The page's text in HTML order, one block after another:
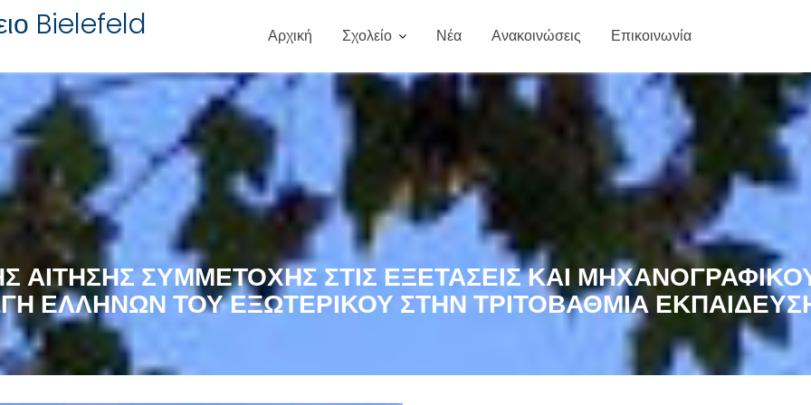
Bielefeld Αρχική Σχολείο Νέα Ανακοινώσεις Επικοινωνία
ΣΥΜΜΕΤΟΧΉΣ ΣΤΙΣ ΕΞΕΤΆΣΕΙΣ ΚΑΙ
ΕΛΛΉΝΩΝ ΤΟΥ ΕΞΩΤΕΡΙΚΟΎ ΣΤΗΝ ΤΡΙΤΟΒΆΘΜΙΑ